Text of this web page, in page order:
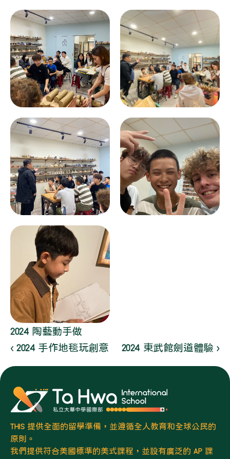
2024 陶藝動手做
‹ 2024 手作地毯玩創意
2024 東武館劍道體驗 ›
THIS 提供全面的留學準備，並遵循全人教育和全球公民的
原則。
我們提供符合美國標準的美式課程，並設有廣泛的 AP 課